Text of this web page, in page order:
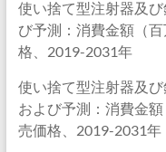
使い捨て型注射器及
び予測：消費金額（
格、2019-2031年
使い捨て型注射器及
および予測：消費金
売価格、2019-2031年